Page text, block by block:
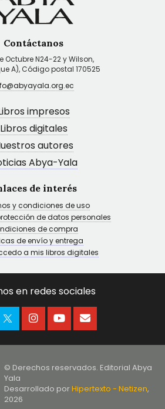
Contáctanos
Octubre N24-22 y Wilson,
A), Código postal 170525
impresos
Libros digitales
autores
Abya-Yala
de interés
y condiciones de uso
de datos personales
de compra
de envío y entrega
a mis libros digitales
en redes sociales
© Derechos reservados. Editorial Abya
Yala
Desarrollado porHipertexto - Netizen,
2026